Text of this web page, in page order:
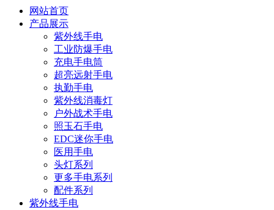
网站首页
产品展示
紫外线手电
工业防爆手电
充电手电筒
超亮远射手电
执勤手电
紫外线消毒灯
户外战术手电
照玉石手电
EDC迷你手电
医用手电
头灯系列
更多手电系列
配件系列
紫外线手电